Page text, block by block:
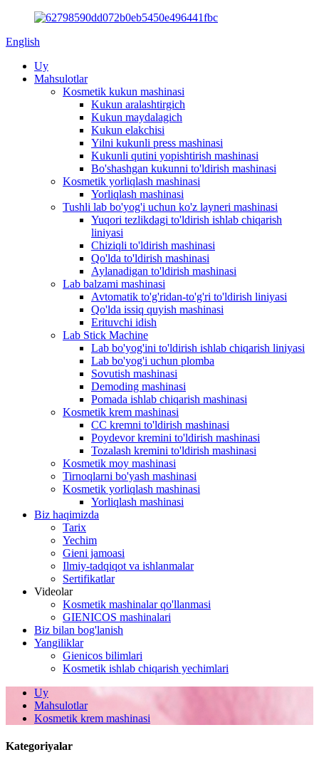
English
Uy
Mahsulotlar
Kosmetik kukun mashinasi
Kukun aralashtirgich
Kukun maydalagich
Kukun elakchisi
Yilni kukunli press mashinasi
Kukunli qutini yopishtirish mashinasi
Bo'shashgan kukunni to'ldirish mashinasi
Kosmetik yorliqlash mashinasi
Yorliqlash mashinasi
Tushli lab bo'yog'i uchun ko'z layneri mashinasi
Yuqori tezlikdagi to'ldirish ishlab chiqarish
liniyasi
Chiziqli to'ldirish mashinasi
Qo'lda to'ldirish mashinasi
Aylanadigan to'ldirish mashinasi
Lab balzami mashinasi
Avtomatik to'g'ridan-to'g'ri to'ldirish liniyasi
Qo'lda issiq quyish mashinasi
Erituvchi idish
Lab Stick Machine
Lab bo'yog'ini to'ldirish ishlab chiqarish liniyasi
Lab bo'yog'i uchun plomba
Sovutish mashinasi
Demoding mashinasi
Pomada ishlab chiqarish mashinasi
Kosmetik krem ​​mashinasi
CC kremni to'ldirish mashinasi
Poydevor kremini to'ldirish mashinasi
Tozalash kremini to'ldirish mashinasi
Kosmetik moy mashinasi
Tirnoqlarni bo'yash mashinasi
Kosmetik yorliqlash mashinasi
Yorliqlash mashinasi
Biz haqimizda
Tarix
Yechim
Gieni jamoasi
Ilmiy-tadqiqot va ishlanmalar
Sertifikatlar
Videolar
Kosmetik mashinalar qo'llanmasi
GIENICOS mashinalari
Biz bilan bog'lanish
Yangiliklar
Gienicos bilimlari
Kosmetik ishlab chiqarish yechimlari
Uy
Mahsulotlar
Kosmetik krem ​​mashinasi
Kategoriyalar